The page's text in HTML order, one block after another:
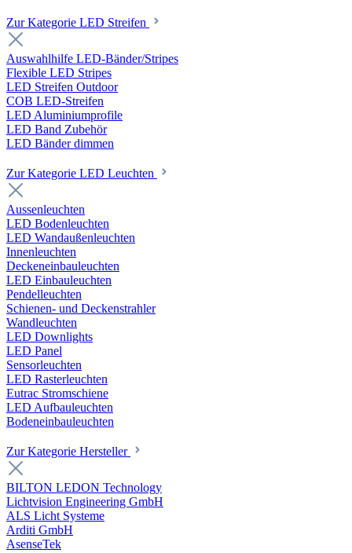
Zur Kategorie LED Streifen
Auswahlhilfe LED-Bänder/Stripes
Flexible LED Stripes
LED Streifen Outdoor
COB LED-Streifen
LED Aluminiumprofile
LED Band Zubehör
LED Bänder dimmen
Zur Kategorie LED Leuchten
Aussenleuchten
LED Bodenleuchten
LED Wandaußenleuchten
Innenleuchten
Deckeneinbauleuchten
LED Einbauleuchten
Pendelleuchten
Schienen- und Deckenstrahler
Wandleuchten
LED Downlights
LED Panel
Sensorleuchten
LED Rasterleuchten
Eutrac Stromschiene
LED Aufbauleuchten
Bodeneinbauleuchten
Zur Kategorie Hersteller
BILTON LEDON Technology
Lichtvision Engineering GmbH
ALS Licht Systeme
Arditi GmbH
AsenseTek